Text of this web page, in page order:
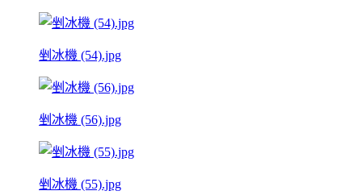
剉冰機 (54).jpg
剉冰機 (56).jpg
剉冰機 (55).jpg